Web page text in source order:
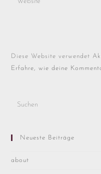
Diese Website verwendet
Erfahre, wie deine
Neueste Beiträge
about